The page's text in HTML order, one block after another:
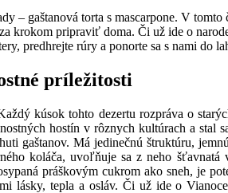
– gaštanová torta s mascarpone. V
krokom pripraviť doma. Či už ide o
predhrejte rúry a ponorte sa s nami do
príležitosti
kúsok tohto dezertu rozpráva o
hostín v rôznych kultúrach a stal
gaštanov. Má jedinečnú štruktúru,
koláča, uvoľňuje sa z neho
práškovým cukrom ako sneh, je
lásky, tepla a osláv. Či už ide o